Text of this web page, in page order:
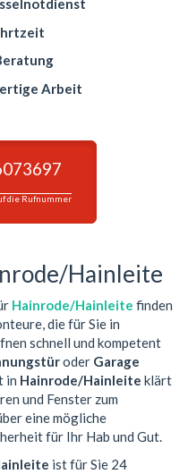
Arbeit
die Rufnummer
Hainleite
Hainrode/Hainleite finden
die für Sie in
schnell und kompetent
oder Garage
in Hainrode/Hainleite klärt
und Fenster zum
eine mögliche
für Ihr Hab und Gut.
ist für Sie 24